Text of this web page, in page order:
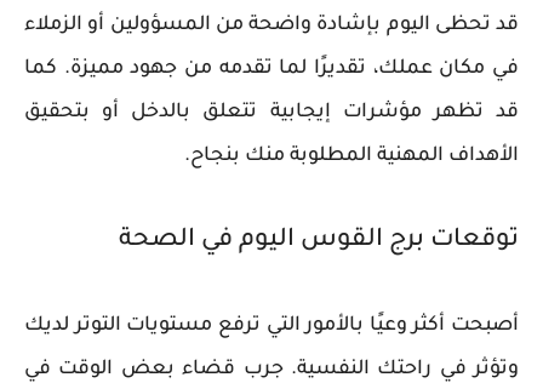
قد تحظى اليوم بإشادة واضحة من المسؤولين أو الزملاء
في مكان عملك، تقديرًا لما تقدمه من جهود مميزة. كما
قد تظهر مؤشرات إيجابية تتعلق بالدخل أو بتحقيق
الأهداف المهنية المطلوبة منك بنجاح.
توقعات برج القوس اليوم في الصحة
أصبحت أكثر وعيًا بالأمور التي ترفع مستويات التوتر لديك
وتؤثر في راحتك النفسية. جرب قضاء بعض الوقت في